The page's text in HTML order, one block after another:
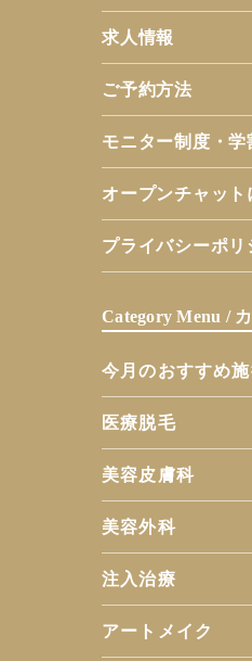
求人情報
ご予約方法
モニター制度・学
オープンチャット
プライバシーポリ
Category Menu /
今月のおすすめ
医療脱毛
美容皮膚科
美容外科
注入治療
アートメイク